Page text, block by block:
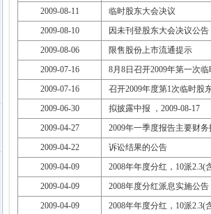
2009-08-11
临时股东大会决议
2009-08-10
因未刊登股东大会决议公
2009-08-06
限售股份上市流通提示
2009-07-16
8月8日召开2009年第一次
2009-07-16
召开2009年度第1次临时股
2009-06-30
拟披露中报 ，2009-08-17
2009-04-27
2009年一季度报告主要财务
2009-04-22
诉讼结果的公告
2009-04-09
2008年年度分红，10派2.3(
2009-04-09
2008年度分红派息实施公告
2009-04-09
2008年年度分红，10派2.3(